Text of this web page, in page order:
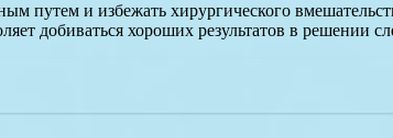
путем и избежать хирургического
добиваться хороших результатов в решении